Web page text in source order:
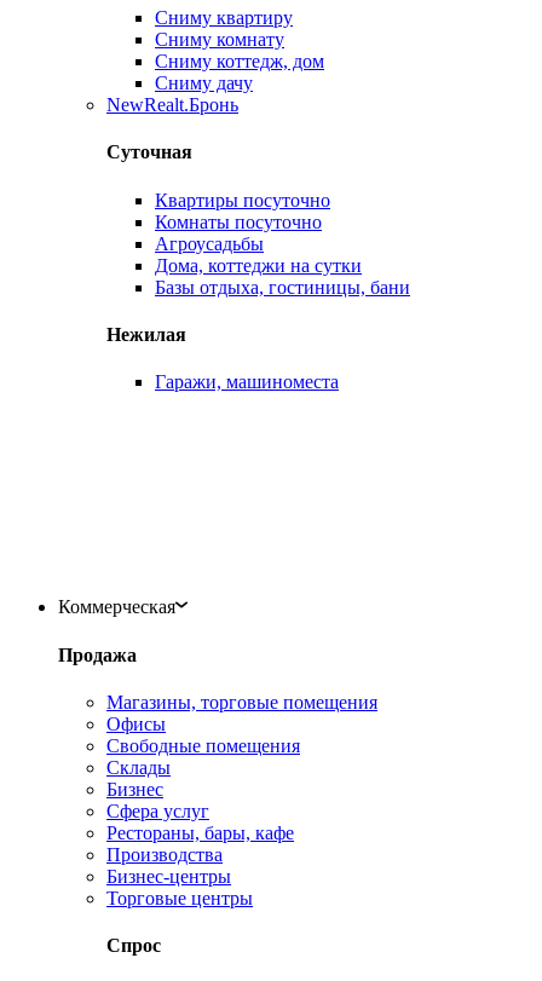
Сниму квартиру
Сниму комнату
Сниму коттедж, дом
Сниму дачу
NewRealt.Бронь
Суточная
Квартиры посуточно
Комнаты посуточно
Агроусадьбы
Дома, коттеджи на сутки
Базы отдыха, гостиницы, бани
Нежилая
Гаражи, машиноместа
Коммерческая
Продажа
Магазины, торговые помещения
Офисы
Свободные помещения
Склады
Бизнес
Сфера услуг
Рестораны, бары, кафе
Производства
Бизнес-центры
Торговые центры
Спрос